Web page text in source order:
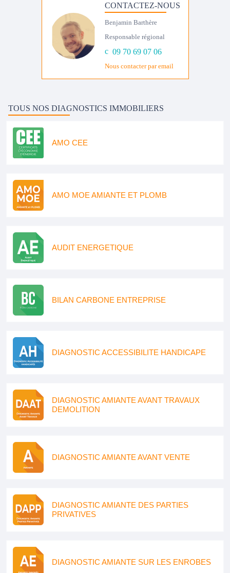
CONTACTEZ-NOUS
Benjamin Barthère
Responsable régional
09 70 69 07 06
Nous contacter par email
TOUS NOS DIAGNOSTICS IMMOBILIERS
AMO CEE
AMO MOE AMIANTE ET PLOMB
AUDIT ENERGETIQUE
BILAN CARBONE ENTREPRISE
DIAGNOSTIC ACCESSIBILITE HANDICAPE
DIAGNOSTIC AMIANTE AVANT TRAVAUX
DEMOLITION
DIAGNOSTIC AMIANTE AVANT VENTE
DIAGNOSTIC AMIANTE DES PARTIES
PRIVATIVES
DIAGNOSTIC AMIANTE SUR LES ENROBES